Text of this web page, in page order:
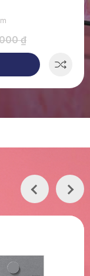
lượt xem
₫
Hàng